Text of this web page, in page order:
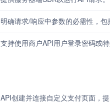
明确请求/响应中参数的必需性，
支持使用商户API用户登录密码或
创建并连接自定义支付页面，